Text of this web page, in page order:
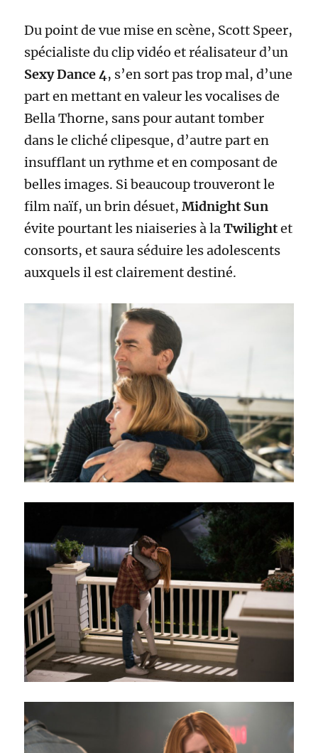
Du point de vue mise en scène, Scott Speer,
spécialiste du clip vidéo et réalisateur d’un
Sexy Dance 4, s’en sort pas trop mal, d’une
part en mettant en valeur les vocalises de
Bella Thorne, sans pour autant tomber
dans le cliché clipesque, d’autre part en
insufflant un rythme et en composant de
belles images. Si beaucoup trouveront le
film naïf, un brin désuet, Midnight Sun
évite pourtant les niaiseries à laTwilightet
consorts, et saura séduire les adolescents
auxquels il est clairement destiné.